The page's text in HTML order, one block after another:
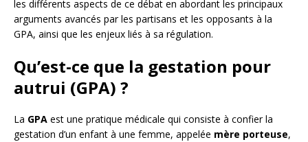
les différents aspects de ce débat en abordant les principaux
arguments avancés par les partisans et les opposants à la
GPA, ainsi que les enjeux liés à sa régulation.
Qu’est-ce que la gestation pour
autrui (GPA) ?
La GPA est une pratique médicale qui consiste à confier la
gestation d’un enfant à une femme, appelée mère porteuse,